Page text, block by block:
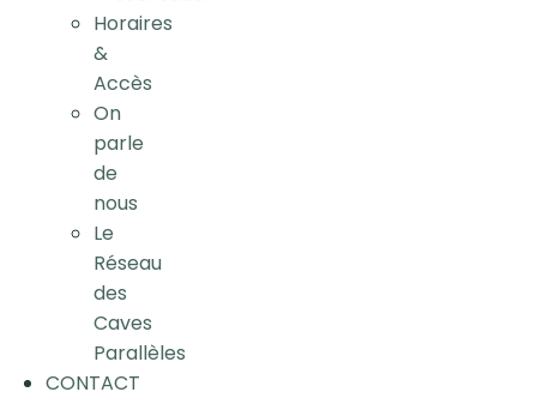
Horaires
&
Accès
On
parle
de
nous
Le
Réseau
des
Caves
Parallèles
CONTACT